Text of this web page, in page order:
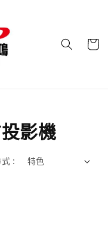
影機
: